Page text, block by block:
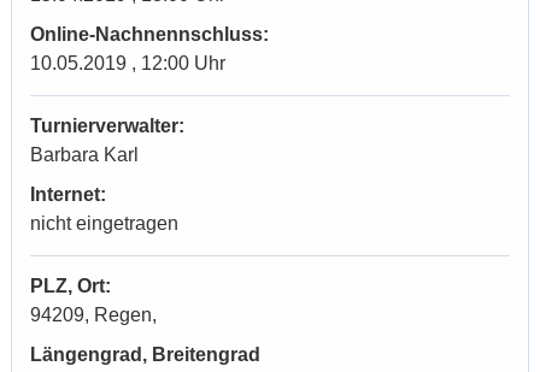
Online-Nachnennschluss:
10.05.2019 , 12:00 Uhr
Turnierverwalter:
Barbara Karl
Internet:
nicht eingetragen
PLZ, Ort:
94209, Regen,
Längengrad, Breitengrad